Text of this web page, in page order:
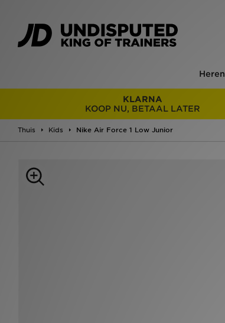
Heren
KLARNA
KOOP NU, BETAAL LATER
Thuis Kids Nike Air Force 1 Low Junior